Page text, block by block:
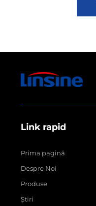
Link rapid
Prima pagină
Despre Noi
Produse
Știri